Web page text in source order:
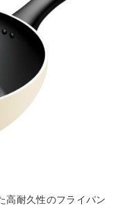
高耐久性のフライパン